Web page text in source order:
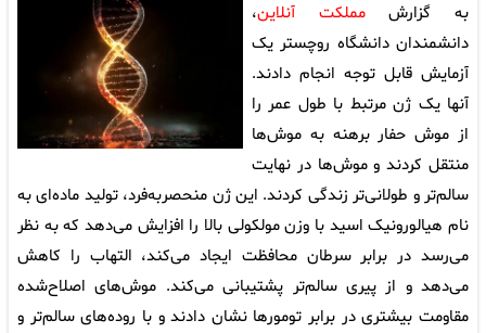
به گزارشمملکت آنلاین،
دانشمندان دانشگاه روچستر یک
آزمایش قابل توجه انجام دادند.
آنها یک ژن مرتبط با طول عمر را
از موش حفار برهنه به موش‌ها
منتقل کردند و موش‌ها در نهایت
سالم‌تر و طولانی‌تر زندگی کردند. این ژن منحصربه‌فرد، تولید ماده‌ای به
نام هیالورونیک اسید با وزن مولکولی بالا را افزایش می‌دهد که به نظر
می‌رسد در برابر سرطان محافظت ایجاد می‌کند، التهاب را کاهش
می‌دهد و از پیری سالم‌تر پشتیبانی می‌کند. موش‌های اصلاح‌شده
مقاومت بیشتری در برابر تومورها نشان دادند و با روده‌های سالم‌تر و